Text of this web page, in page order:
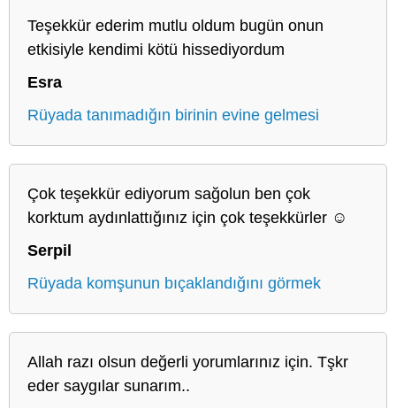
Teşekkür ederim mutlu oldum bugün onun
etkisiyle kendimi kötü hissediyordum
Esra
Rüyada tanımadığın birinin evine gelmesi
Çok teşekkür ediyorum sağolun ben çok
korktum aydınlattığınız için çok teşekkürler ☺️
Serpil
Rüyada komşunun bıçaklandığını görmek
Allah razı olsun değerli yorumlarınız için. Tşkr
eder saygılar sunarım..